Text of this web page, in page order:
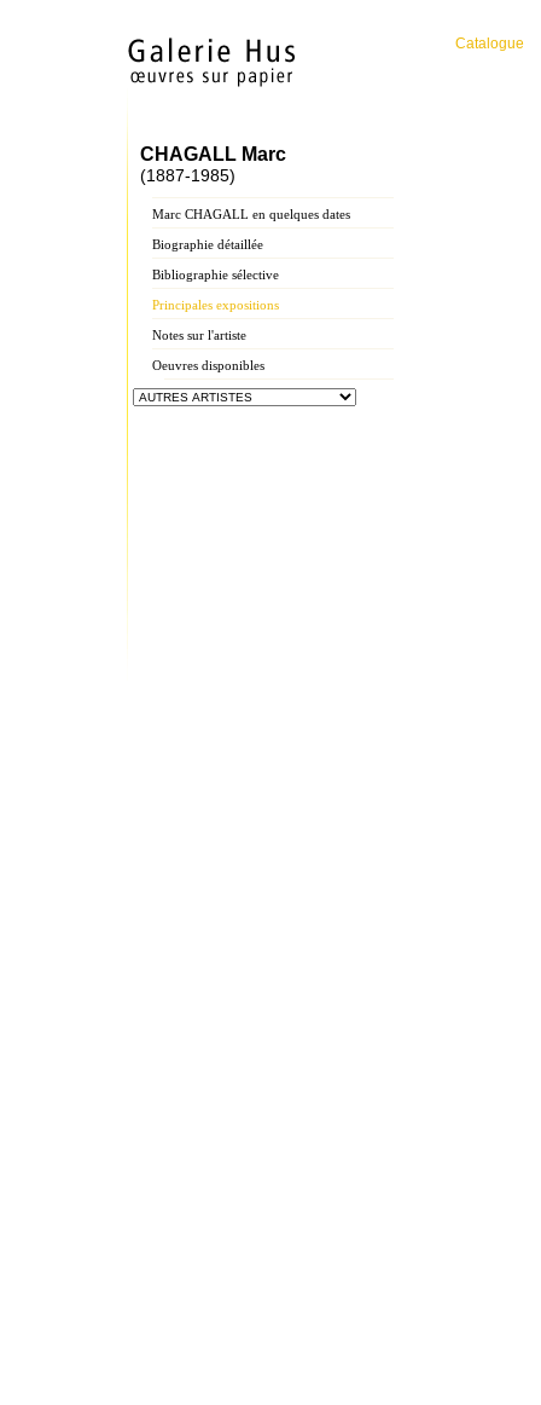
Catalogue
CHAGALL Marc
(1887-1985)
Marc CHAGALL en quelques dates
Biographie détaillée
Bibliographie sélective
Principales expositions
Notes sur l'artiste
Oeuvres disponibles